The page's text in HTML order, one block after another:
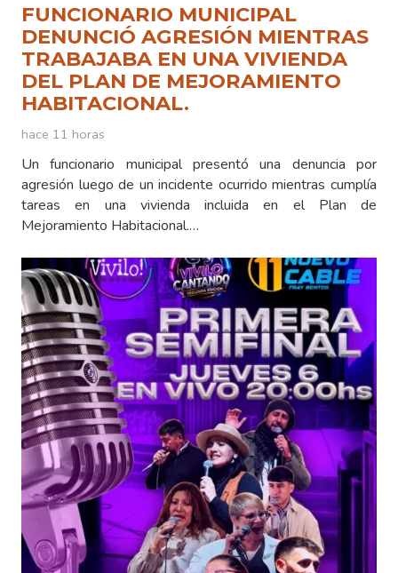
FUNCIONARIO MUNICIPAL
DENUNCIÓ AGRESIÓN MIENTRAS
TRABAJABA EN UNA VIVIENDA
DEL PLAN DE MEJORAMIENTO
HABITACIONAL.
hace 11 horas
Un funcionario municipal presentó una denuncia por
agresión luego de un incidente ocurrido mientras cumplía
tareas en una vivienda incluida en el Plan de
Mejoramiento Habitacional.…